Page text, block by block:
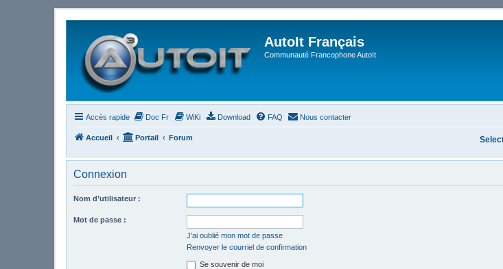
AutoIt Français
Communauté Francophone AutoIt
Accès rapide Doc Fr WiKi Download FAQ Nous contacter
Accueil Portail Forum
Connexion
Nom d’utilisateur :
Mot de passe :
J’ai oublié mon mot de passe
Renvoyer le courriel de confirmation
Se souvenir de moi